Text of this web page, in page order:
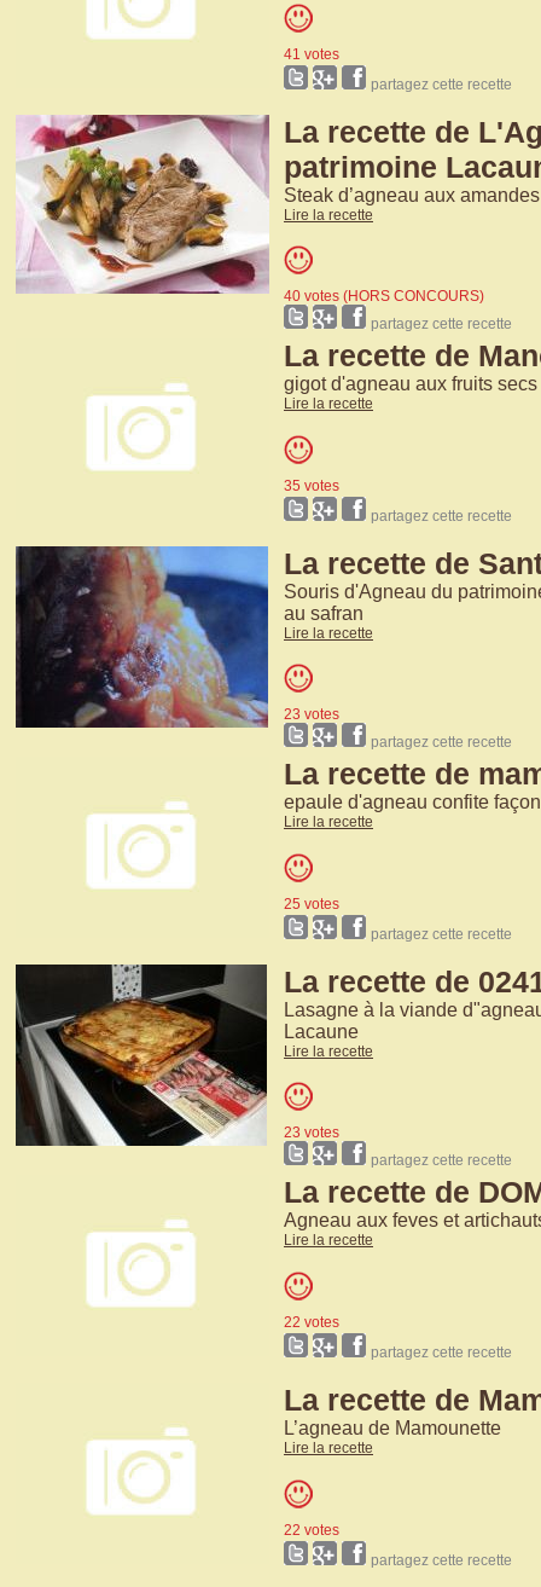
41 votes
partagez cette recette
La recette de
patrimoine
Steak d’agneau aux
Lire la recette
40 votes (HORS CONCOURS)
partagez cette recette
La recette de
gigot d'agneau aux fruits
Lire la recette
35 votes
partagez cette recette
La recette de
Souris d'Agneau du
au safran
Lire la recette
23 votes
partagez cette recette
La recette de
epaule d'agneau confite
Lire la recette
25 votes
partagez cette recette
La recette de
Lasagne à la viande
Lacaune
Lire la recette
23 votes
partagez cette recette
La recette de
Agneau aux feves et
Lire la recette
22 votes
partagez cette recette
La recette de
L’agneau de Mamounette
Lire la recette
22 votes
partagez cette recette